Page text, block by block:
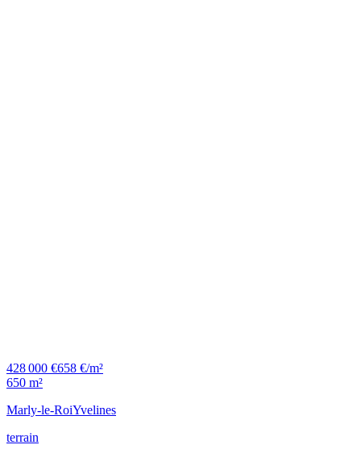
428 000 €658 €/m²
650 m²
Marly-le-RoiYvelines
terrain